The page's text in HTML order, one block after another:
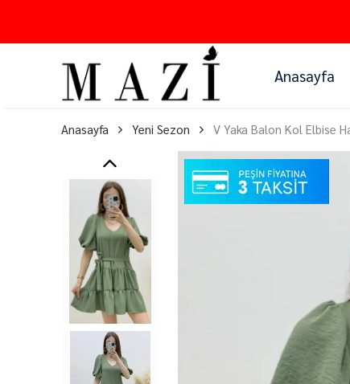
Anasayfa
Anasayfa Yeni Sezon V Yaka Balon Kol Elbise